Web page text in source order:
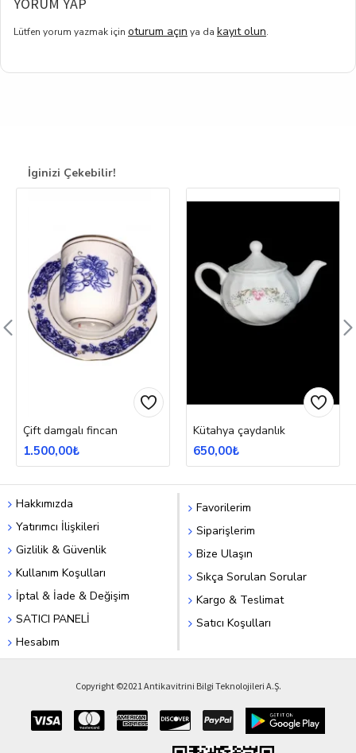
Lütfen yorum yazmak için oturum açın ya da kayıt olun.
İginizi Çekebilir!
Çift damgalı fincan
1.500,00₺
Kütahya çaydanlık
650,00₺
Hakkımızda
Yatırımcı İlişkileri
Gizlilik & Güvenlik
Kullanım Koşulları
İptal & İade & Değişim
SATICI PANELİ
Hesabım
Favorilerim
Siparişlerim
Bize Ulaşın
Sıkça Sorulan Sorular
Kargo & Teslimat
Satıcı Koşulları
Copyright ©2021 Antikavitrini Bilgi Teknolojileri A.Ş.